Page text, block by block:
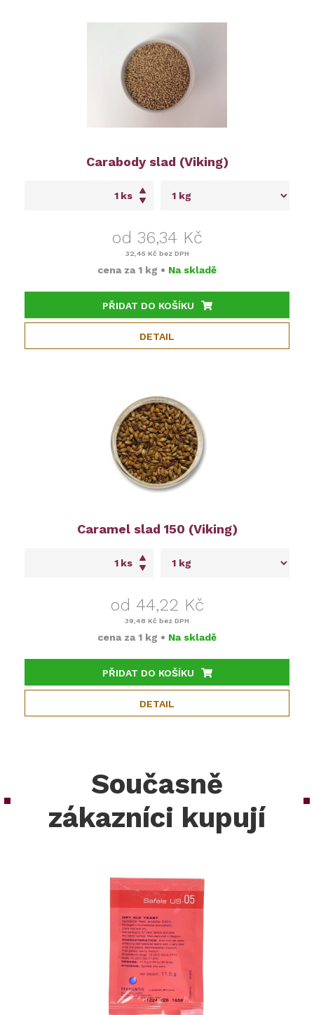
Carabody slad (Viking)
ks
od 36,34 Kč
32,45 Kč bez DPH
cena za 1 kg • Na skladě
PŘIDAT DO KOŠÍKU
DETAIL
Caramel slad 150 (Viking)
ks
od 44,22 Kč
39,48 Kč bez DPH
cena za 1 kg • Na skladě
PŘIDAT DO KOŠÍKU
DETAIL
Současně
zákazníci kupují